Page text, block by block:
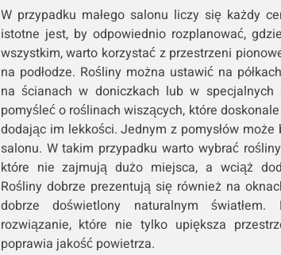
W przypadku małego salonu liczy się każdy
istotne jest, by odpowiednio rozplanować,
wszystkim, warto korzystać z przestrzeni
na podłodze. Rośliny można ustawić na
na ścianach w doniczkach lub w specjalnych
pomyśleć o roślinach wiszących, które
dodając im lekkości. Jednym z pomysłów
salonu. W takim przypadku warto wybrać
które nie zajmują dużo miejsca, a wciąż
Rośliny dobrze prezentują się również na
dobrze doświetlony naturalnym
rozwiązanie, które nie tylko upiększa
poprawia jakość powietrza.